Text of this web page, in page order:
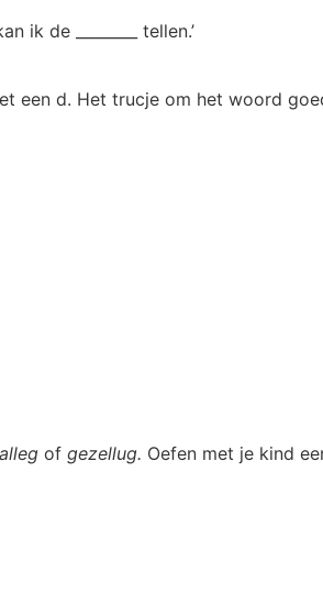
de ________ tellen.’
een d. Het trucje om het woord
of gezellug. Oefen met je kind